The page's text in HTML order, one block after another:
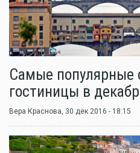
Самые популярные
гостиницы в
Вера Краснова , 30 дек 2016 - 18:15